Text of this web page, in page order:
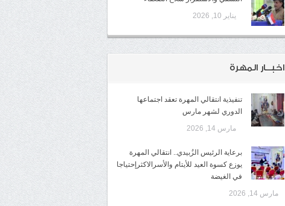
يناير 10, 2026
اخبــار المهرة
تنفيذية انتقالي المهرة تعقد اجتماعها
الدوري لشهر مارس
مارس 14, 2026
برعاية الرئيس الزُبيدي.. انتقالي المهرة
يوزع كسوة العيد للأيتام والأسرالاكثرإحتياجا
في الغيضة
مارس 14, 2026